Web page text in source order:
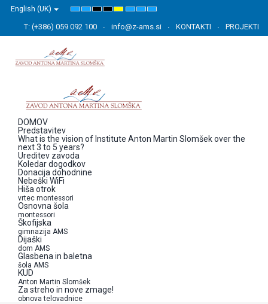
English (UK)
Default
NightHigh
Black
High
Black
Yellow
High
Yellow
Black
Set
Font
Set
Font
Set
Font
T: (+386) 059 092 100 info@z-ams.si KONTAKTI PROJEKTI
DOMOV
Predstavitev
What is the vision of Institute Anton Martin Slomšek over the
next 3 to 5 years?
Ureditev zavoda
Koledar dogodkov
Donacija dohodnine
Nebeški WiFi
Hiša otrok
vrtec montessori
Osnovna šola
montessori
Škofijska
gimnazija AMS
Dijaški
dom AMS
Glasbena in baletna
šola AMS
KUD
Anton Martin Slomšek
Za streho in nove zmage!
obnova telovadnice